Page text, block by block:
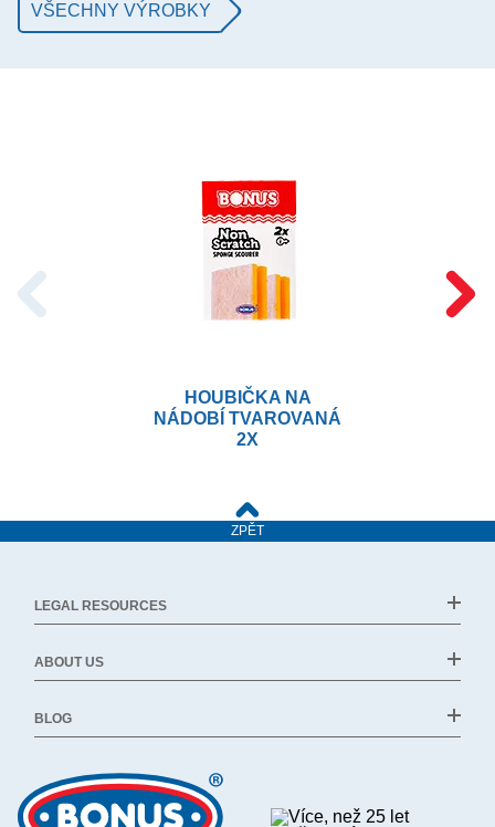
VŠECHNY VÝROBKY
HOUBIČKA NA
NÁDOBÍ TVAROVANÁ
2X
ZPĚT
LEGAL RESOURCES
ABOUT US
BLOG